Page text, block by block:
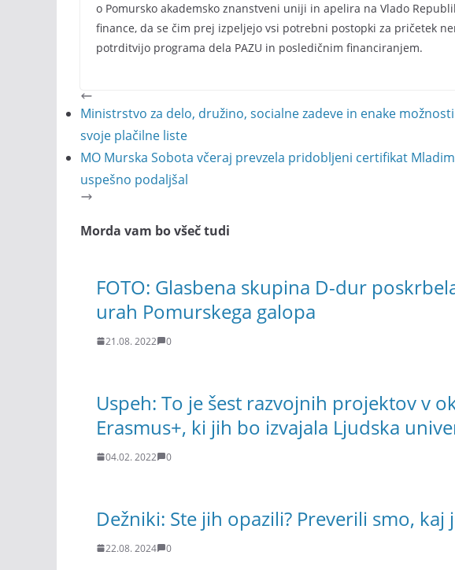
o Pomursko akademsko znanstveni uniji in apelira na Vlado
finance, da se čim prej izpeljejo vsi potrebni postopki za pričetek
potrditvijo programa dela PAZU in posledičnim financiranjem.
Ministrstvo za delo, družino, socialne zadeve in enake
svoje plačilne liste
MO Murska Sobota včeraj prevzela pridobljeni certifikat
uspešno podaljšal
Morda vam bo všeč tudi
FOTO: Glasbena skupina D-dur
urah Pomurskega galopa
21.08. 2022 0
Uspeh: To je šest razvojnih projektov v
Erasmus+, ki jih bo izvajala Ljudska
04.02. 2022 0
Dežniki: Ste jih opazili? Preverili smo,
22.08. 2024 0